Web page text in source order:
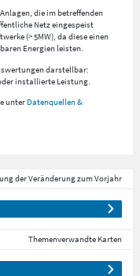
die im betreffenden
Netz eingespeist
(> 5MW), da diese einen
Energien leisten.
darstellbar:
installierte Leistung.
unter Datenquellen &
der Veränderung zum Vorjahr
Themenverwandte Karten